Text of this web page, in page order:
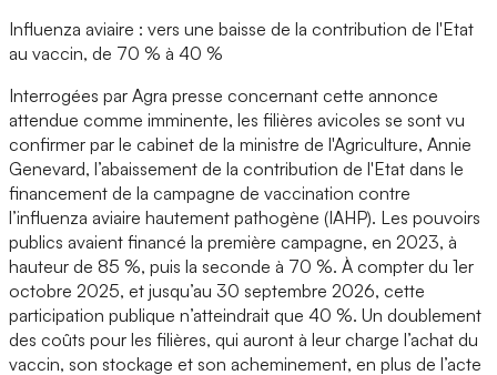
Influenza aviaire : vers une baisse de la contribution de l'Etat
au vaccin, de 70 % à 40 %
Interrogées par Agra presse concernant cette annonce
attendue comme imminente, les filières avicoles se sont vu
confirmer par le cabinet de la ministre de l'Agriculture, Annie
Genevard, l’abaissement de la contribution de l'Etat dans le
financement de la campagne de vaccination contre
l’influenza aviaire hautement pathogène (IAHP). Les pouvoirs
publics avaient financé la première campagne, en 2023, à
hauteur de 85 %, puis la seconde à 70 %. À compter du 1er
octobre 2025, et jusqu’au 30 septembre 2026, cette
participation publique n’atteindrait que 40 %. Un doublement
des coûts pour les filières, qui auront à leur charge l’achat du
vaccin, son stockage et son acheminement, en plus de l’acte